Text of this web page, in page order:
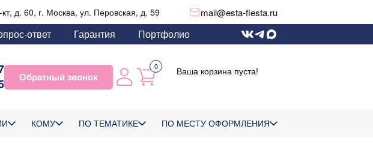
д. 60, г. Москва, ул. Перовская, д. 59 mail@esta-fiesta.ru
ответ Гарантия Портфолио
Обратный звонок
0 Ваша корзина пуста!
КОМУ ПО ТЕМАТИКЕ ПО МЕСТУ ОФОРМЛЕНИЯ